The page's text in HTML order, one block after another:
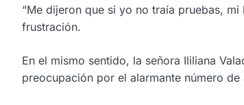
“Me dijeron que si yo no traía pruebas,
frustración.
En el mismo sentido, la señora Ililiana
preocupación por el alarmante número